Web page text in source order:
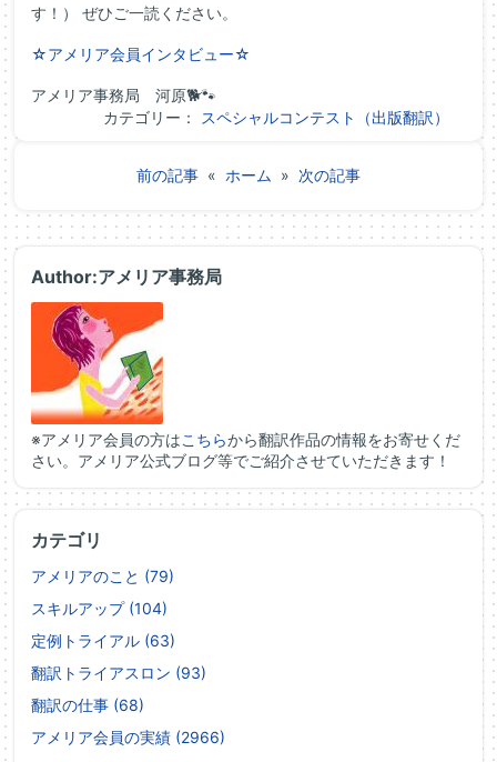
す！） ぜひご一読ください。
☆アメリア会員インタビュー☆
アメリア事務局 河原🐕🐾
カテゴリー：
スペシャルコンテスト（出版翻訳）
前の記事 « ホーム » 次の記事
Author:アメリア事務局
※アメリア会員の方はこちらから翻訳作品の情報をお寄せくだ
さい。アメリア公式ブログ等でご紹介させていただきます！
カテゴリ
アメリアのこと (79)
スキルアップ (104)
定例トライアル (63)
翻訳トライアスロン (93)
翻訳の仕事 (68)
アメリア会員の実績 (2966)